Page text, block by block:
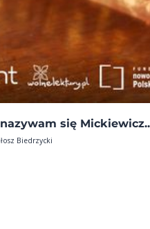
się
Biedrzycki